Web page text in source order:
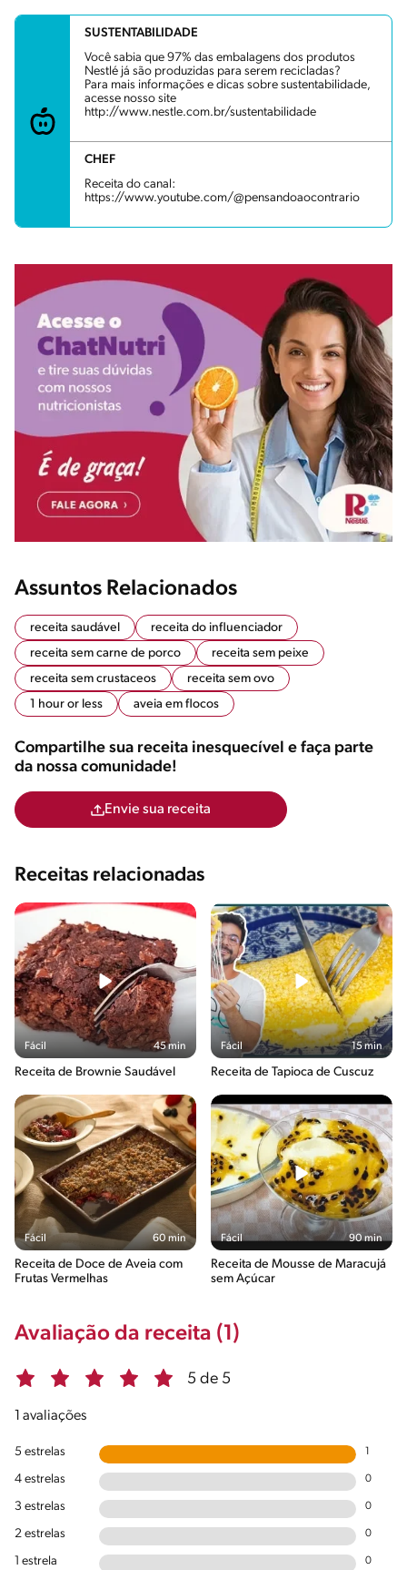
SUSTENTABILIDADE
Você sabia que 97% das embalagens dos produtos
Nestlé já são produzidas para serem recicladas?
Para mais informações e dicas sobre sustentabilidade,
acesse nosso site
http://www.nestle.com.br/sustentabilidade
CHEF
Receita do canal:
https://www.youtube.com/@pensandoaocontrario
Assuntos Relacionados
receita saudável
receita do influenciador
receita sem carne de porco
receita sem peixe
receita sem crustaceos
receita sem ovo
1 hour or less
aveia em flocos
Compartilhe sua receita inesquecível e faça parte
da nossa comunidade!
Envie sua receita
Receitas relacionadas
Fácil 45 min
Receita de Brownie Saudável
Fácil 15 min
Receita de Tapioca de Cuscuz
Fácil 60 min
Receita de Doce de Aveia com
Frutas Vermelhas
Fácil 90 min
Receita de Mousse de Maracujá
sem Açúcar
Avaliação da receita (1)
5 de 5
1 avaliações
5 estrelas
4 estrelas 0
3 estrelas 0
2 estrelas 0
1 estrela 0